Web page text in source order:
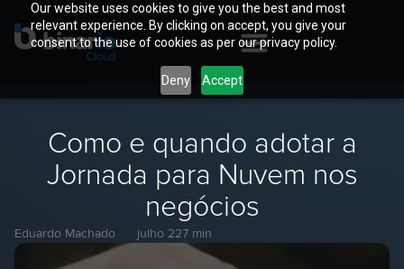
Our website uses cookies to give you the best and most
relevant experience. By clicking on accept, you give your
consent to the use of cookies as per our privacy policy.
Deny Accept
Como e quando adotar a
Jornada para Nuvem nos
negócios
Eduardo Machado julho 227 min